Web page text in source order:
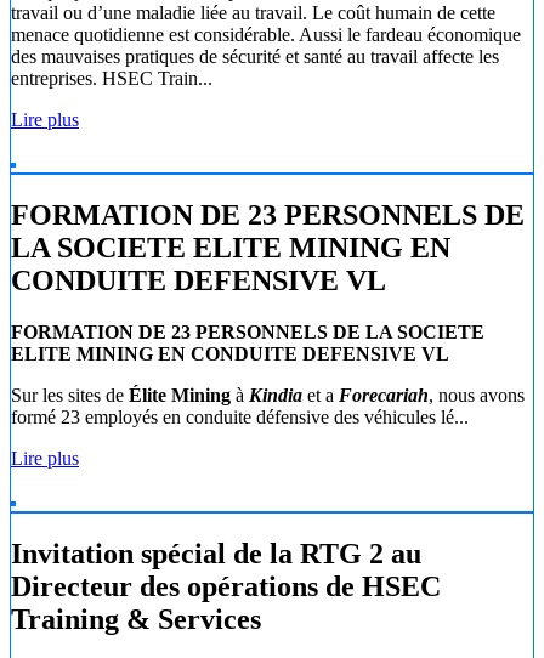
travail ou d’une maladie liée au travail. Le coût humain de cette
menace quotidienne est considérable. Aussi le fardeau économique
des mauvaises pratiques de sécurité et santé au travail affecte les
entreprises. HSEC Train...
Lire plus
FORMATION DE 23 PERSONNELS DE
LA SOCIETE ELITE MINING EN
CONDUITE DEFENSIVE VL
FORMATION DE 23 PERSONNELS DE LA SOCIETE
ELITE MINING EN CONDUITE DEFENSIVE VL
Sur les sites de Élite Mining à Kindia et a Forecariah, nous avons
formé 23 employés en conduite défensive des véhicules lé...
Lire plus
Invitation spécial de la RTG 2 au
Directeur des opérations de HSEC
Training & Services